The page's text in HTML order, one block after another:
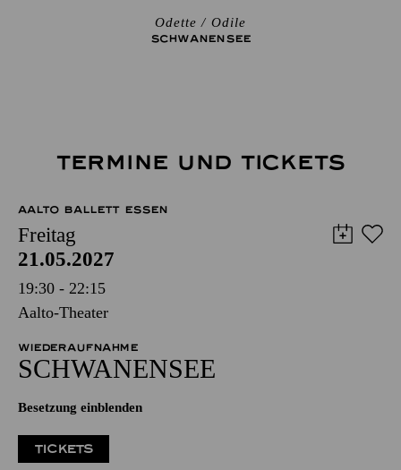
Odette / Odile
SCHWANEN­SEE
TERMINE UND TICKETS
AALTO BALLETT ESSEN
Freitag
21.05.2027
19:30 - 22:15
Aalto-Theater
WIEDERAUFNAHME
SCHWANEN­SEE
Besetzung einblenden
TICKETS